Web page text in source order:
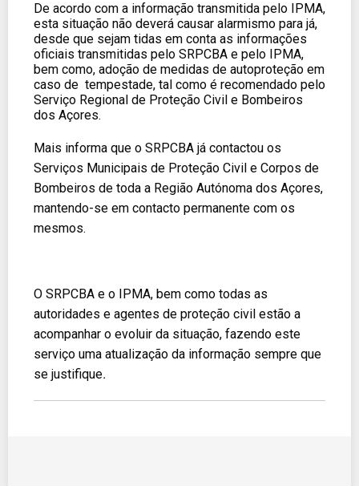
De acordo com a informação transmitida pelo IPMA,
esta situação não deverá causar alarmismo para já,
desde que sejam tidas em conta as informações
oficiais transmitidas pelo SRPCBA e pelo IPMA,
bem como, adoção de medidas de autoproteção em
caso de tempestade, tal como é recomendado pelo
Serviço Regional de Proteção Civil e Bombeiros
dos Açores.
Mais informa que o SRPCBA já contactou os
Serviços Municipais de Proteção Civil e Corpos de
Bombeiros de toda a Região Autónoma dos Açores,
mantendo-se em contacto permanente com os
mesmos.
O SRPCBA e o IPMA, bem como todas as
autoridades e agentes de proteção civil estão a
acompanhar o evoluir da situação, fazendo este
serviço uma atualização da informação sempre que
se justifique.